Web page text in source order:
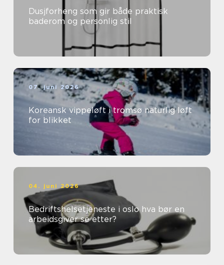
Dusjforheng som gir både praktisk
baderom og personlig stil
07. juni 2026
Koreansk vippeløft i tromsø naturlig løft
for blikket
04. juni 2026
Bedriftshelsetjeneste i oslo hva bør en
arbeidsgiver se etter?